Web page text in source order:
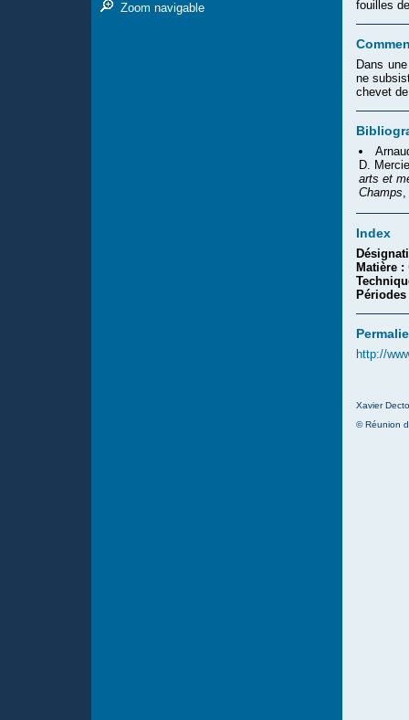
fouilles
Dans
ne
chevet
D.
arts et
Champs
Index
Matière :
http://
Xavier
© Réunion
Zoom navigable